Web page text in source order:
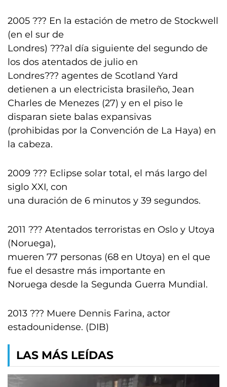
2005 ??? En la estación de metro de Stockwell
(en el sur de
Londres) ???al día siguiente del segundo de
los dos atentados de julio en
Londres??? agentes de Scotland Yard
detienen a un electricista brasileño, Jean
Charles de Menezes (27) y en el piso le
disparan siete balas expansivas
(prohibidas por la Convención de La Haya) en
la cabeza.
2009 ??? Eclipse solar total, el más largo del
siglo XXI, con
una duración de 6 minutos y 39 segundos.
2011 ??? Atentados terroristas en Oslo y Utoya
(Noruega),
mueren 77 personas (68 en Utoya) en el que
fue el desastre más importante en
Noruega desde la Segunda Guerra Mundial.
2013 ??? Muere Dennis Farina, actor
estadounidense. (DIB)
LAS MÁS LEÍDAS